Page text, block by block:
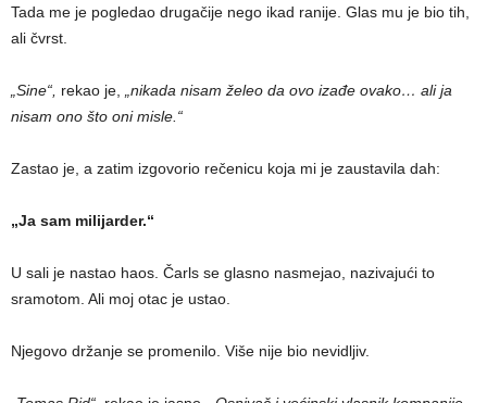
Tada me je pogledao drugačije nego ikad ranije. Glas mu je bio tih,
ali čvrst.
„Sine“, rekao je, „nikada nisam želeo da ovo izađe ovako… ali ja
nisam ono što oni misle.“
Zastao je, a zatim izgovorio rečenicu koja mi je zaustavila dah:
„Ja sam milijarder.“
U sali je nastao haos. Čarls se glasno nasmejao, nazivajući to
sramotom. Ali moj otac je ustao.
Njegovo držanje se promenilo. Više nije bio nevidljiv.